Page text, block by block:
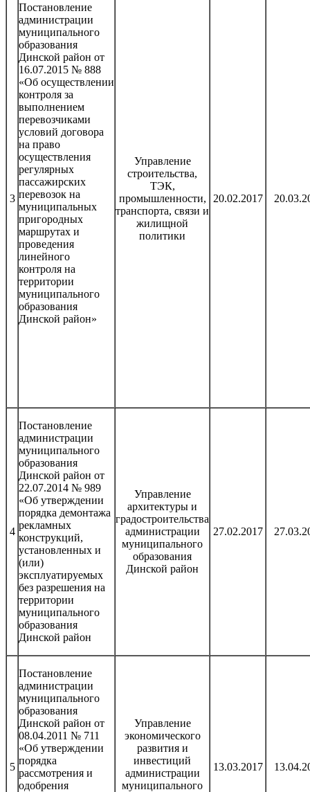
3
Постановление
администрации
муниципального
образования
Динской район от
16.07.2015 № 888
«Об осуществлении
контроля за
выполнением
перевозчиками
условий договора
на право
осуществления
регулярных
пассажирских
перевозок на
муниципальных
пригородных
маршрутах и
проведения
линейного
контроля на
территории
муниципального
образования
Динской район»
Управление
строительства,
ТЭК,
промышленности,
транспорта, связи и
жилищной
политики
20.02.2017
4
Постановление
администрации
муниципального
образования
Динской район от
22.07.2014 № 989
«Об утверждении
порядка демонтажа
рекламных
конструкций,
установленных и
(или)
эксплуатируемых
без разрешения на
территории
муниципального
образования
Динской район
Управление
архитектуры и
градостроительства
администрации
муниципального
образования
Динской район
27.02.2017
5
Постановление
администрации
муниципального
образования
Динской район от
08.04.2011 № 711
«Об утверждении
порядка
рассмотрения и
одобрения
Управление
экономического
развития и
инвестиций
администрации
муниципального
13.03.2017